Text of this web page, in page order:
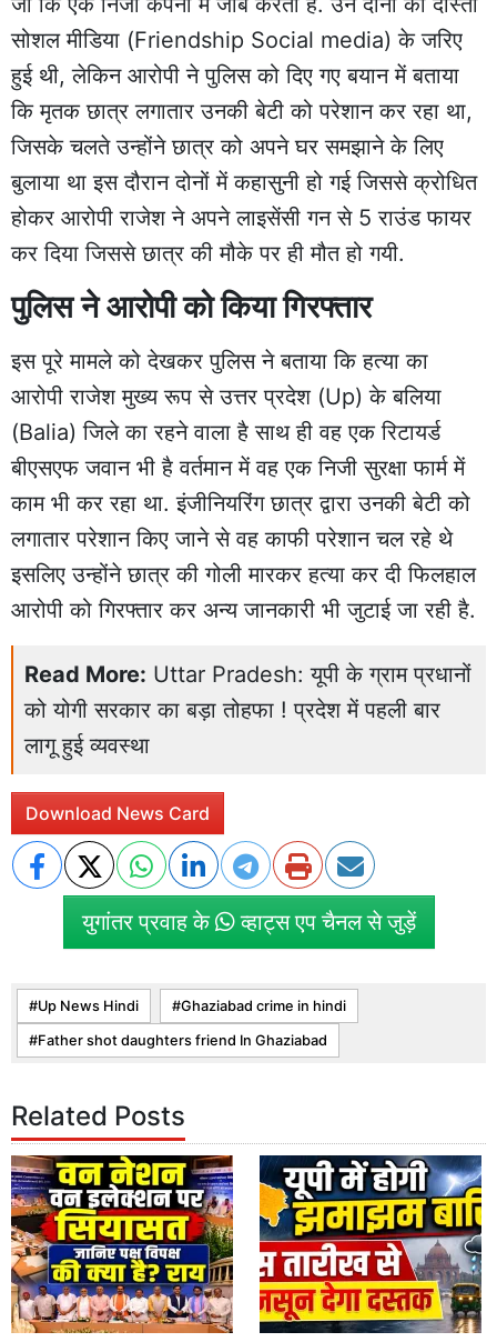
सोशल मीडिया (Friendship Social media) के जरिए
हुई थी, लेकिन आरोपी ने पुलिस को दिए गए बयान में बताया
कि मृतक छात्र लगातार उनकी बेटी को परेशान कर रहा था,
जिसके चलते उन्होंने छात्र को अपने घर समझाने के लिए
बुलाया था इस दौरान दोनों में कहासुनी हो गई जिससे क्रोधित
होकर आरोपी राजेश ने अपने लाइसेंसी गन से 5 राउंड फायर
कर दिया जिससे छात्र की मौके पर ही मौत हो गयी.
पुलिस ने आरोपी को किया गिरफ्तार
इस पूरे मामले को देखकर पुलिस ने बताया कि हत्या का
आरोपी राजेश मुख्य रूप से उत्तर प्रदेश (Up) के बलिया
(Balia) जिले का रहने वाला है साथ ही वह एक रिटायर्ड
बीएसएफ जवान भी है वर्तमान में वह एक निजी सुरक्षा फार्म में
काम भी कर रहा था. इंजीनियरिंग छात्र द्वारा उनकी बेटी को
लगातार परेशान किए जाने से वह काफी परेशान चल रहे थे
इसलिए उन्होंने छात्र की गोली मारकर हत्या कर दी फिलहाल
आरोपी को गिरफ्तार कर अन्य जानकारी भी जुटाई जा रही है.
Read More: Uttar Pradesh: यूपी के ग्राम प्रधानों
को योगी सरकार का बड़ा तोहफा ! प्रदेश में पहली बार
लागू हुई व्यवस्था
Download News Card
युगांतर प्रवाह के व्हाट्स एप चैनल से जुड़ें
Up News Hindi Ghaziabad crime in hindi
Father shot daughters friend In Ghaziabad
Related Posts